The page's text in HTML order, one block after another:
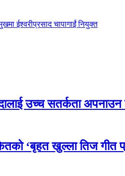
ईश्वरीप्रसाद चापागाईं नियुक्त
उच्च सतर्कता
‘बृहत खुल्ला तिज गीत